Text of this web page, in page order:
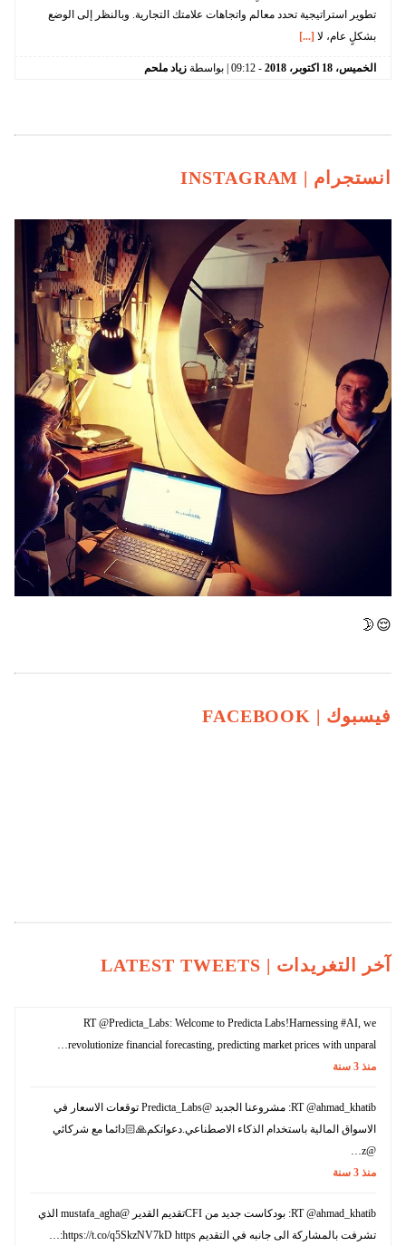
تطوير استراتيجية تحدد معالم واتجاهات علامتك التجارية. وبالنظر إلى الوضع
بشكلٍ عام، لا [...]
الخميس، 18 اكتوبر، 2018
-
09:12 | بواسطة زياد ملحم
انستجرام | INSTAGRAM
😌🌛
فيسبوك | FACEBOOK
آخر التغريدات | LATEST TWEETS
RT @Predicta_Labs: Welcome to Predicta Labs!Harnessing #AI, we
revolutionize financial forecasting, predicting market prices with unparal…
منذ 3 سنة
RT @ahmad_khatib: مشروعنا الجديد @Predicta_Labs توقعات الاسعار في
الاسواق المالية باستخدام الذكاء الاصطناعي.دعواتكم🙏🏻دائما مع شركائي
@z…
منذ 3 سنة
RT @ahmad_khatib: بودكاست جديد من CFIتقديم القدير @mustafa_agha الذي
تشرفت بالمشاركة الى جانبه في التقديم https://t.co/q5SkzNV7kD https:…